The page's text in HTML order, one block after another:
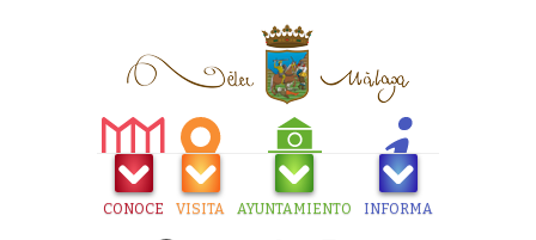
CONOCE VISITA AYUNTAMIENTO INFORMA